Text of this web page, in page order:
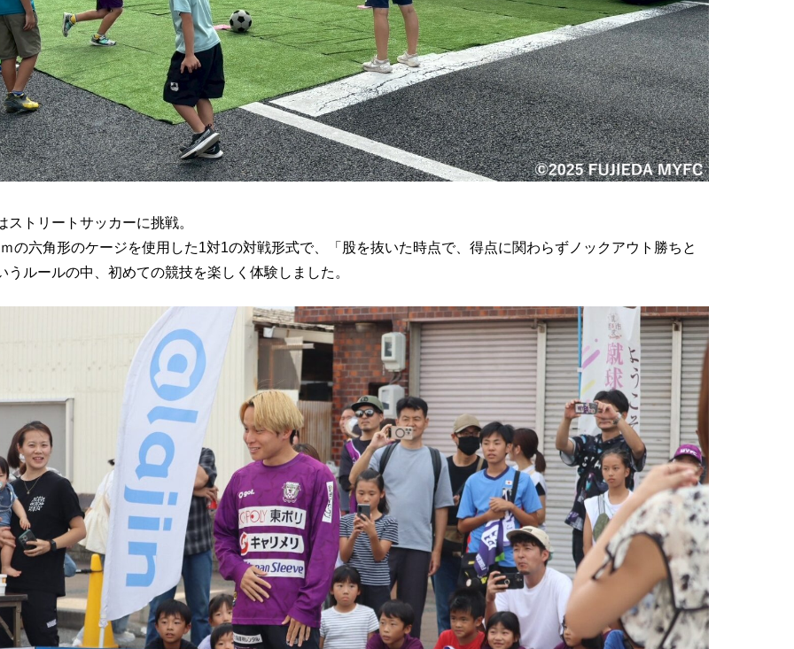
ストリートサッカーに挑戦。
の六角形のケージを使用した1対1の対戦形式で、「股を抜いた時点で、得点に関わらずノックアウト勝ちと
うルールの中、初めての競技を楽しく体験しました。